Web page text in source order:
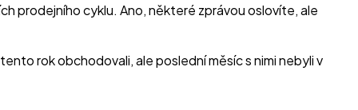
prodejního cyklu. Ano, některé zprávou oslovíte, ale
rok obchodovali, ale poslední měsíc s nimi nebyli v